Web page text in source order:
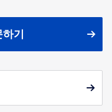
기